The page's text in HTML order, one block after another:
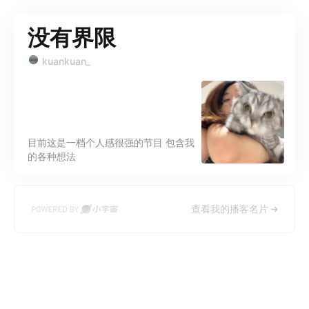
没有界限
kuankuan_
目前这是一档个人感很强的节目 包含我
的各种想法
查看我的播客名片